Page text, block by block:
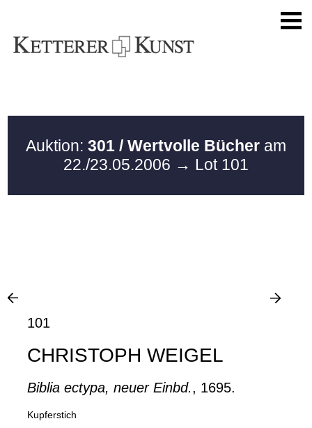
Auktion: 301 / Wertvolle Bücher am
22./23.05.2006 → Lot 101
101
CHRISTOPH WEIGEL
Biblia ectypa, neuer Einbd., 1695.
Kupferstich